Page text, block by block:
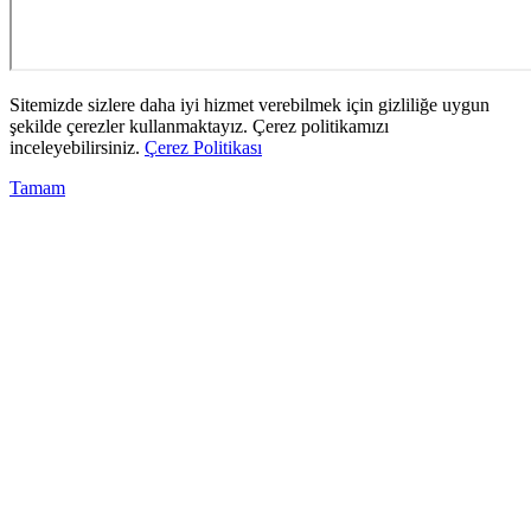
Sitemizde sizlere daha iyi hizmet verebilmek için gizliliğe uygun
şekilde çerezler kullanmaktayız. Çerez politikamızı
inceleyebilirsiniz. Çerez Politikası
Tamam